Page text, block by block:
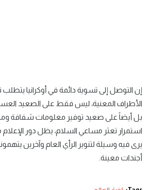
إن التوصل إلى تسوية دائمة في أوكرانيا
الأطراف المعنية، ليس فقط على الصعيد
بل أيضاً على صعيد توفير معلومات شفافة
استمرار تعثر مساعي السلام، يظل دور
يرى فيه وسيلة لتنوير الرأي العام وآخرين
أجندات معينة.